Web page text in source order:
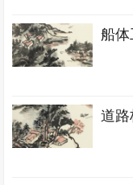
船
道